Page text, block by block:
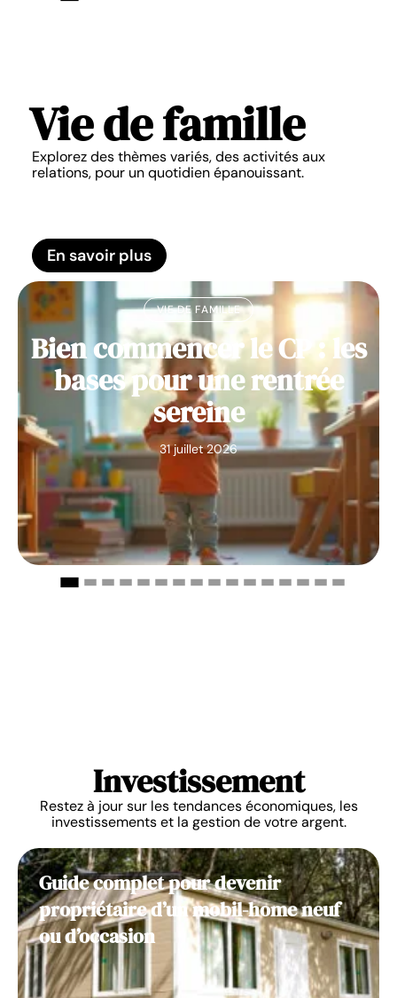
VIE DE FAMILLE
Bien commencer le CP : les
bases pour une rentrée
sereine
31 juillet 2026
Vie de famille
Explorez des thèmes variés, des activités aux
relations, pour un quotidien épanouissant.
En savoir plus
Investissement
Restez à jour sur les tendances économiques, les
investissements et la gestion de votre argent.
Guide complet pour devenir
propriétaire d’un mobil-home neuf
ou d’occasion